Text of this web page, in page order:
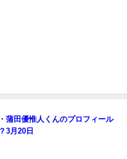
蒲田優惟人くんのプロフィール
3月20日